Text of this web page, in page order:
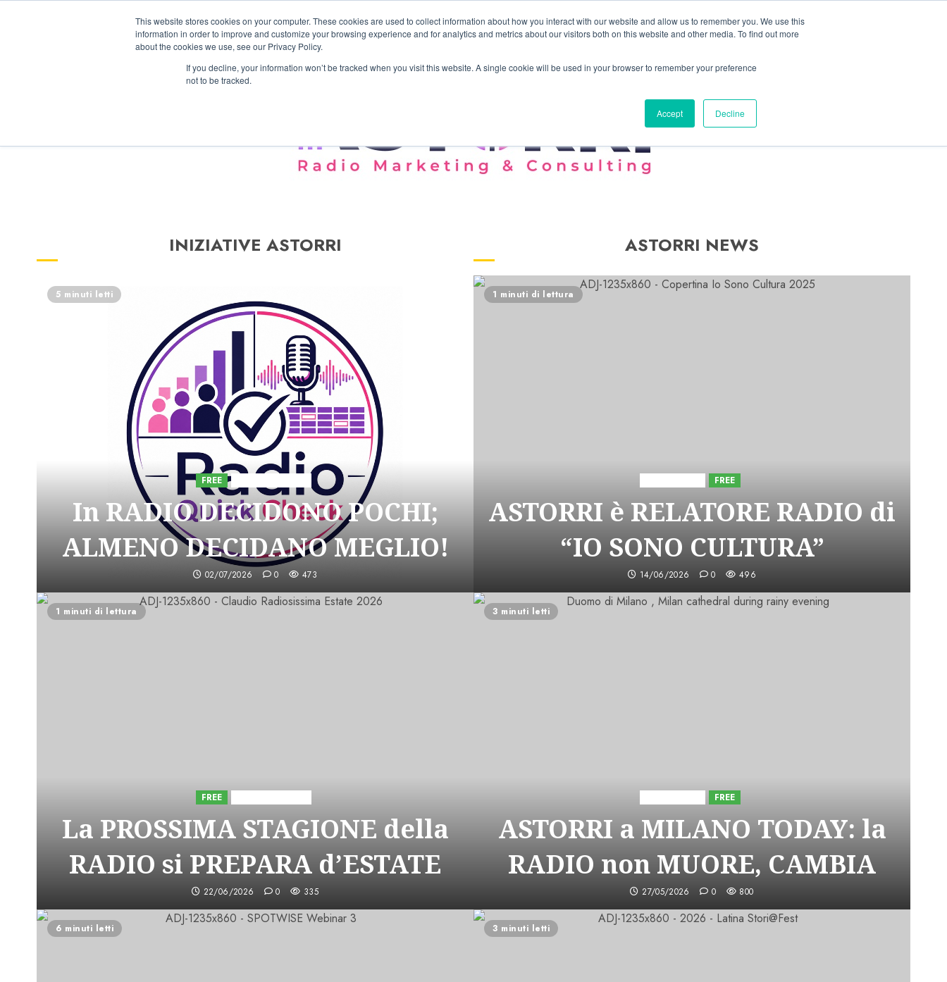
This website stores cookies on your computer. These cookies are used to collect information about how you interact with our website and allow us to remember you. We use this
information in order to improve and customize your browsing experience and for analytics and metrics about our visitors both on this website and other media. To find out more
about the cookies we use, see our Privacy Policy.
If you decline, your information won’t be tracked when you visit this website. A single cookie will be used in your browser to remember your preference
not to be tracked.
Accept Decline
13:56:05 LinkedinFacebook
INIZIATIVE ASTORRI
5 minuti letti
FREE
In RADIO DECIDONO POCHI;
ALMENO DECIDANO MEGLIO!
02/07/2026 0 473
1 minuti di lettura
FREE
La PROSSIMA STAGIONE della
RADIO si PREPARA d’ESTATE
22/06/2026 0 335
6 minuti letti
ASTORRI NEWS
1 minuti di lettura
FREE
ASTORRI è RELATORE RADIO di
“IO SONO CULTURA”
14/06/2026 0 496
3 minuti letti
FREE
ASTORRI a MILANO TODAY: la
RADIO non MUORE, CAMBIA
27/05/2026 0 800
3 minuti letti